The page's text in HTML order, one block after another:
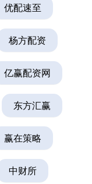
优配速至
杨方配资
亿赢配资网
东方汇赢
赢在策略
中财所